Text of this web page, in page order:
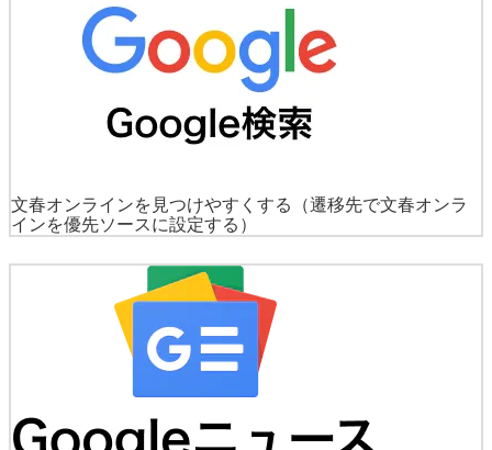
文春オンラインを見つけやすくする
（遷移先で文春オンラ
インを優先ソースに設定する）